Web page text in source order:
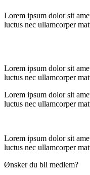
Lorem ipsum dolor sit
luctus nec ullamcorper
Lorem ipsum dolor sit
luctus nec ullamcorper
Lorem ipsum dolor sit
luctus nec ullamcorper
Lorem ipsum dolor sit
luctus nec ullamcorper
Ønsker du bli medlem?